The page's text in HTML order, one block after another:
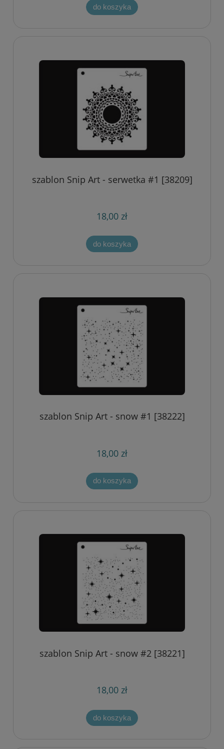
do koszyka
szablon Snip Art - serwetka #1 [38209]
18,00 zł
do koszyka
szablon Snip Art - snow #1 [38222]
18,00 zł
do koszyka
szablon Snip Art - snow #2 [38221]
18,00 zł
do koszyka